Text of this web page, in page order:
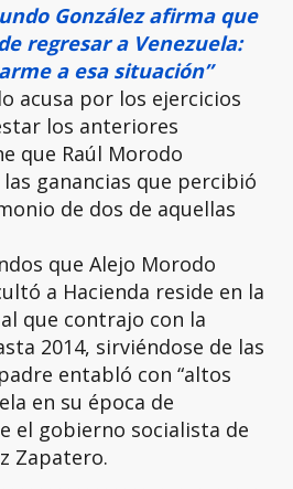
González afirma que
regresar a Venezuela:
a esa situación”
acusa por los ejercicios
los anteriores
que Raúl Morodo
ganancias que percibió
de dos de aquellas
que Alejo Morodo
a Hacienda reside en la
que contrajo con la
2014, sirviéndose de las
entabló con “altos
en su época de
el gobierno socialista de
Zapatero.